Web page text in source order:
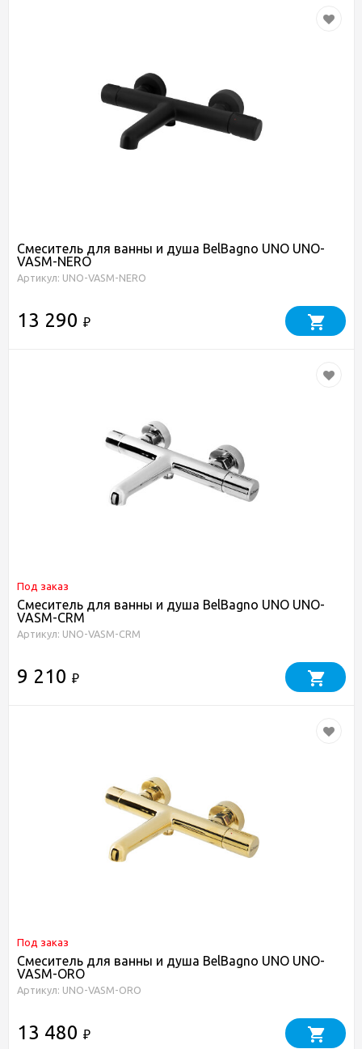
Смеситель для ванны и душа BelBagno UNO UNO-
VASM-NERO
Артикул: UNO-VASM-NERO
13 290 ₽
Под заказ
Смеситель для ванны и душа BelBagno UNO UNO-
VASM-CRM
Артикул: UNO-VASM-CRM
9 210 ₽
Под заказ
Смеситель для ванны и душа BelBagno UNO UNO-
VASM-ORO
Артикул: UNO-VASM-ORO
13 480 ₽